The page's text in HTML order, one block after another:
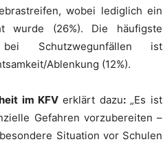
wobei lediglich ein
wurde (26%). Die häufigste
Schutzwegunfällen ist
Ablenkung (12%).
im KFV erklärt dazu:„Es ist
Gefahren vorzubereiten –
Situation vor Schulen